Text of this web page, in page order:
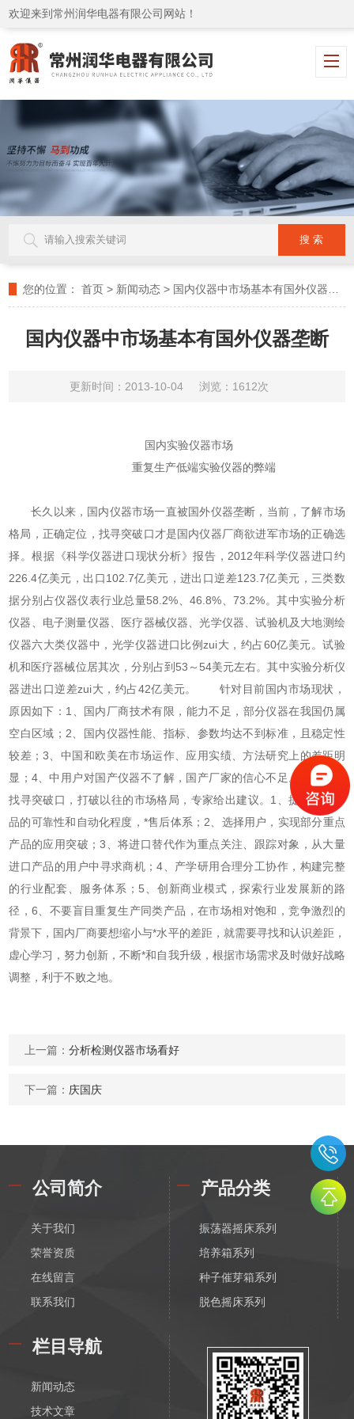
欢迎来到常州润华电器有限公司网站！
您的位置： 首页 > 新闻动态 > 国内仪器中市场基本有国外仪器垄断
国内仪器中市场基本有国外仪器垄断
更新时间：2013-10-04 浏览：1612次
国内实验仪器市场
重复生产低端实验仪器的弊端
长久以来，国内仪器市场一直被国外仪器垄断，当前，了解市场
格局，正确定位，找寻突破口才是国内仪器厂商欲进军市场的正确选
择。根据《科学仪器进口现状分析》报告，2012年科学仪器进口约
226.4亿美元，出口102.7亿美元，进出口逆差123.7亿美元，三类数
据分别占仪器仪表行业总量58.2%、46.8%、73.2%。其中实验分析
仪器、电子测量仪器、医疗器械仪器、光学仪器、试验机及大地测绘
仪器六大类仪器中，光学仪器进口比例zui大，约占60亿美元。试验
机和医疗器械位居其次，分别占到53～54美元左右。其中实验分析仪
器进出口逆差zui大，约占42亿美元。 针对目前国内市场现状，
原因如下：1、国内厂商技术有限，能力不足，部分仪器在我国仍属
空白区域；2、国内仪器性能、指标、参数均达不到标准，且稳定性
较差；3、中国和欧美在市场运作、应用实绩、方法研究上的差距明
显；4、中用户对国产仪器不了解，国产厂家的信心不足。 如何
找寻突破口，打破以往的市场格局，专家给出建议。1、提升现有产
品的可靠性和自动化程度，*售后体系；2、选择用户，实现部分重点
产品的应用突破；3、将进口替代作为重点关注、跟踪对象，从大量
进口产品的用户中寻求商机；4、产学研用合理分工协作，构建完整
的行业配套、服务体系；5、创新商业模式，探索行业发展新的路
径，6、不要盲目重复生产同类产品，在市场相对饱和，竞争激烈的
背景下，国内厂商要想缩小与*水平的差距，就需要寻找和认识差距，
虚心学习，努力创新，不断*和自我升级，根据市场需求及时做好战略
调整，利于不败之地。
上一篇：分析检测仪器市场看好
下一篇： 庆国庆
公司简介
关于我们
荣誉资质
在线留言
联系我们
产品分类
振荡器摇床系列
培养箱系列
种子催芽箱系列
脱色摇床系列
恒温磁力搅拌器系列
电动搅拌器系列
离心机系列
栏目导航
新闻动态
技术文章